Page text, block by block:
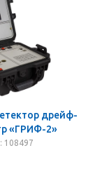
дрейф-
«ГРИФ-2»
108497